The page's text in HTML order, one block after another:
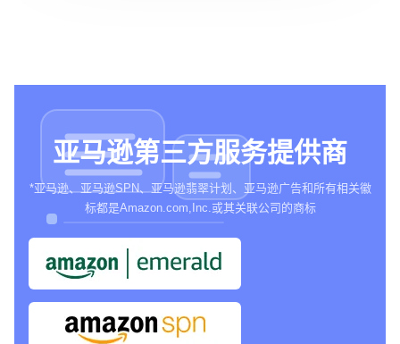
亚马逊第三方服务提供商
*亚马逊、亚马逊SPN、亚马逊翡翠计划、亚马逊广告和所有相关徽
标都是Amazon.com,Inc.或其关联公司的商标